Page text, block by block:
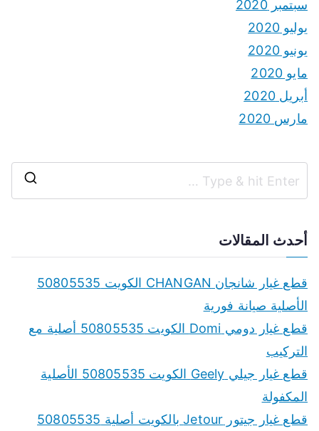
سبتمبر 2020
يوليو 2020
يونيو 2020
مايو 2020
أبريل 2020
مارس 2020
r
أحدث المقالات
قطع غيار شانجان CHANGAN الكويت 50805535
الأصلية صيانة فورية
قطع غيار دومي Domi الكويت 50805535 أصلية مع
التركيب
قطع غيار جيلي Geely الكويت 50805535 الأصلية
المكفولة
قطع غيار جيتور Jetour بالكويت أصلية 50805535